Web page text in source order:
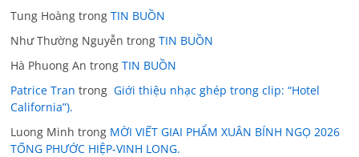
Tung Hoàng trongTIN BUỒN
Như Thường Nguyễn trongTIN BUỒN
Hà Phuong An trongTIN BUỒN
Patrice Tran trong Giới thiệu nhạc ghép trong clip: “Hotel
California”).
Luong Minh trong MỜI VIẾT GIAI PHẨM XUÂN BÍNH NGỌ 2026
TỐNG PHƯỚC HIỆP-VINH LONG.